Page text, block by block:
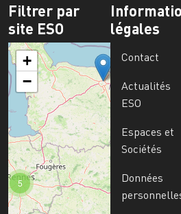
Filtrer par
site ESO
5
+
−
légales
Contact
Actualités
ESO
Espaces et
Sociétés
Données